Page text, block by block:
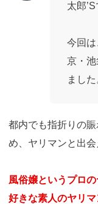
太郎’S
今回
京・
ました
都内でも指折りの
め、ヤリマンと出会
風俗嬢というプロ
好きな素人のヤリマ